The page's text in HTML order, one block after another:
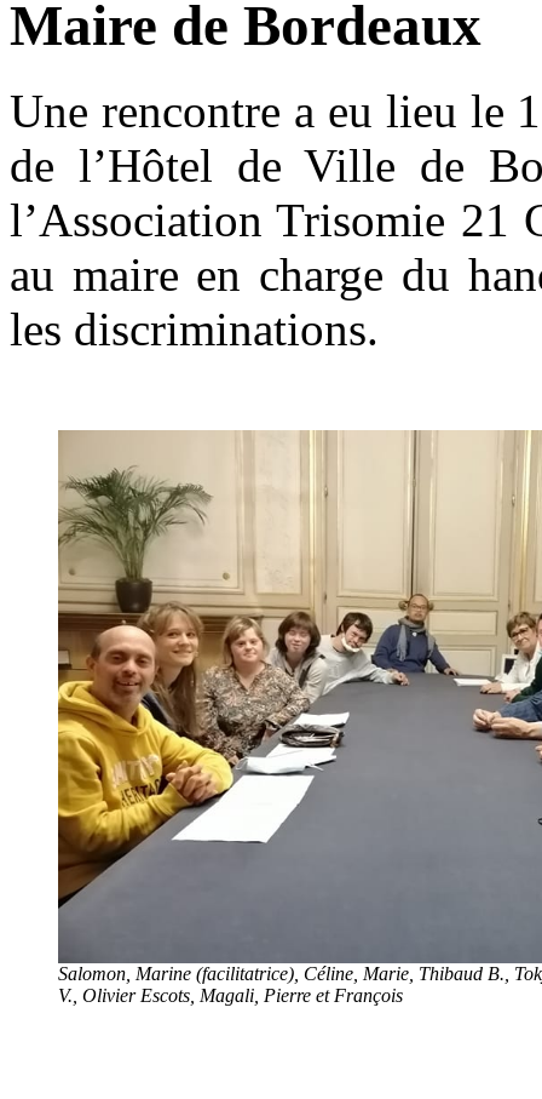
Maire de Bordeaux
Une rencontre a eu lieu le
de l’Hôtel de Ville de
l’Association Trisomie 21
au maire en charge du
les discriminations.
Salomon, Marine (facilitatrice), Céline, Marie, Thibaud B.,
V., Olivier Escots, Magali, Pierre et François